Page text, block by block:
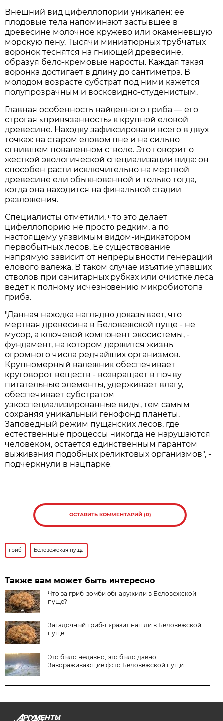
Внешний вид цифеллопории уникален: ее
плодовые тела напоминают застывшее в
древесине молочное кружево или окаменевшую
морскую пену. Тысячи миниатюрных трубчатых
воронок теснятся на гниющей древесине,
образуя бело-кремовые наросты. Каждая такая
воронка достигает в длину до сантиметра. В
молодом возрасте субстрат под ними кажется
полупрозрачным и восковидно-студенистым.
Главная особенность найденного гриба — его
строгая «привязанность» к крупной еловой
древесине. Находку зафиксировали всего в двух
точках: на старом еловом пне и на сильно
сгнившем поваленном стволе. Это говорит о
жесткой экологической специализации вида: он
способен расти исключительно на мертвой
древесине ели обыкновенной и только тогда,
когда она находится на финальной стадии
разложения.
Специалисты отметили, что это делает
цифеллопорию не просто редким, а по
настоящему уязвимым видом-индикатором
первобытных лесов. Ее существование
напрямую зависит от непрерывности генераций
елового валежа. В таком случае изъятие упавших
стволов при санитарных рубках или очистке леса
ведет к полному исчезновению микробиотопа
гриба.
"Данная находка наглядно доказывает, что
мертвая древесина в Беловежской пуще - не
мусор, а ключевой компонент экосистемы, -
фундамент, на котором держится жизнь
огромного числа редчайших организмов.
Крупномерный валежник обеспечивает
круговорот веществ - возвращает в почву
питательные элементы, удерживает влагу,
обеспечивает субстратом
узкоспециализированные виды, тем самым
сохраняя уникальный генофонд планеты.
Заповедный режим пущанских лесов, где
естественные процессы никогда не нарушаются
человеком, остается единственным гарантом
выживания подобных реликтовых организмов", -
подчеркнули в нацпарке.
ОСТАВИТЬ КОММЕНТАРИЙ (0)
гриб Беловежская пуща
Также вам может быть интересно
Что за гриб-зомби обнаружили в Беловежской
пуще?
Загадочный гриб-паразит нашли в Беловежской
пуще
Это было недавно, это было давно.
Завораживающие фото Беловежской пущи